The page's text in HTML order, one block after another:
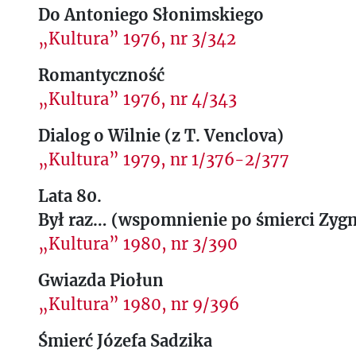
Do Antoniego Słonimskiego
„Kultura” 1976, nr 3/342
Romantyczność
„Kultura” 1976, nr 4/343
Dialog o Wilnie (z T. Venclova)
„Kultura” 1979, nr 1/376-2/377
Lata 80.
Był raz… (wspomnienie po śmierci
„Kultura” 1980, nr 3/390
Gwiazda Piołun
„Kultura” 1980, nr 9/396
Śmierć Józefa Sadzika